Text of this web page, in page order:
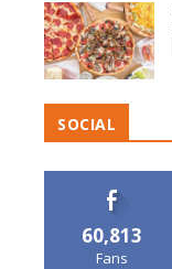
SOCIAL
60,813
Fans